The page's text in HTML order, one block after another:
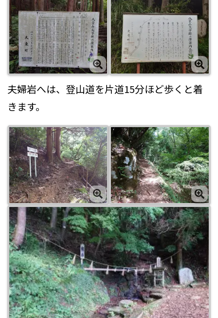
夫婦岩へは、登山道を片道15分ほど歩くと着
きます。